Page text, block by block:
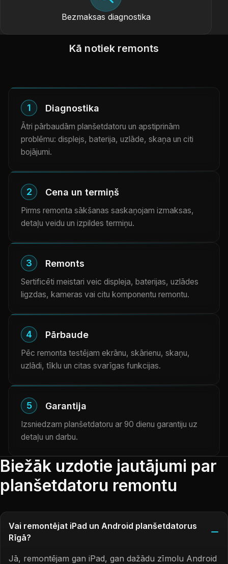
Bezmaksas diagnostika
Kā notiek remonts
1 Diagnostika
Ātri pārbaudām planšetdatoru un apstiprinām
problēmu: displejs, baterija, uzlāde, skaņa un citi
bojājumi.
2 Cena un termiņš
Pirms remonta sākšanas saskaņojam izmaksas,
detaļu veidu un izpildes termiņu.
3 Remonts
Sertificēti meistari veic displeja, baterijas, uzlādes
ligzdas, kameras vai citu komponentu remontu.
4 Pārbaude
Pēc remonta testējam ekrānu, skārienu, skaņu,
uzlādi, tīklu un citas svarīgas funkcijas.
5 Garantija
Izsniedzam planšetdatoru ar 90 dienu garantiju uz
detaļu un darbu.
Biežāk uzdotie jautājumi par
planšetdatoru remontu
Vai remontējat iPad un Android planšetdatorus
Rīgā?
Jā, remontējam gan iPad, gan dažādu zīmolu Android